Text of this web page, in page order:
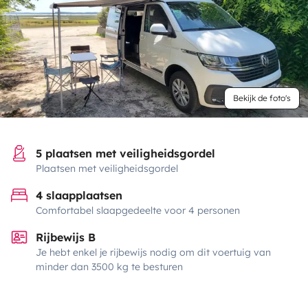
Bekijk de foto's
5 plaatsen met veiligheidsgordel
Plaatsen met veiligheidsgordel
4 slaapplaatsen
Comfortabel slaapgedeelte voor 4 personen
Rijbewijs B
Je hebt enkel je rijbewijs nodig om dit voertuig van
minder dan 3500 kg te besturen